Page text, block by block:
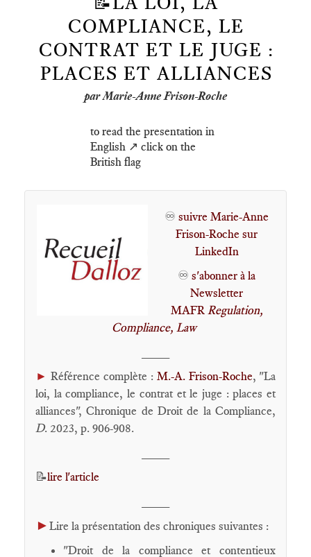
COMPLIANCE, LE
CONTRAT ET LE JUGE :
PLACES ET ALLIANCES
par Marie-Anne Frison-Roche
to read the presentation in
English ↗️ click on the
British flag
♾️ suivre Marie-Anne
Frison-Roche sur
LinkedIn
♾️ s'abonner à la
Newsletter
MAFR Regulation,
Compliance, Law
► Référence complète : M.-A. Frison-Roche, "La
loi, la compliance, le contrat et le juge : places et
alliances", Chronique de Droit de la Compliance,
D. 2023, p. 906-908.
📝lire l'article
► Lire la présentation des chroniques suivantes :
"Droit de la compliance et contentieux